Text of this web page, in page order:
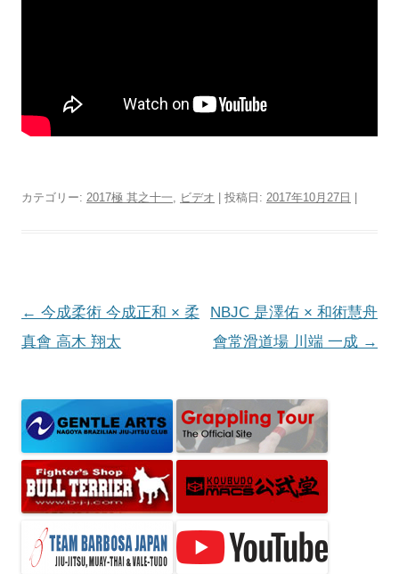
カテゴリー: 2017極 其之十一, ビデオ | 投稿日: 2017年10月27日
投
稿
ビ
ゲ
ー
シ
ョ
ン
← 今成柔術 今成正和 × 柔
真會 高木 翔太
NBJC 是澤佑 × 和術慧舟
會常滑道場 川端 一成 →